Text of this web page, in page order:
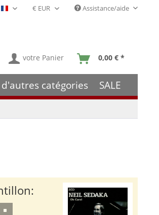
Français- FR Assistance/aide
votre Panier 0,00 € *
d'autres catégories SALE